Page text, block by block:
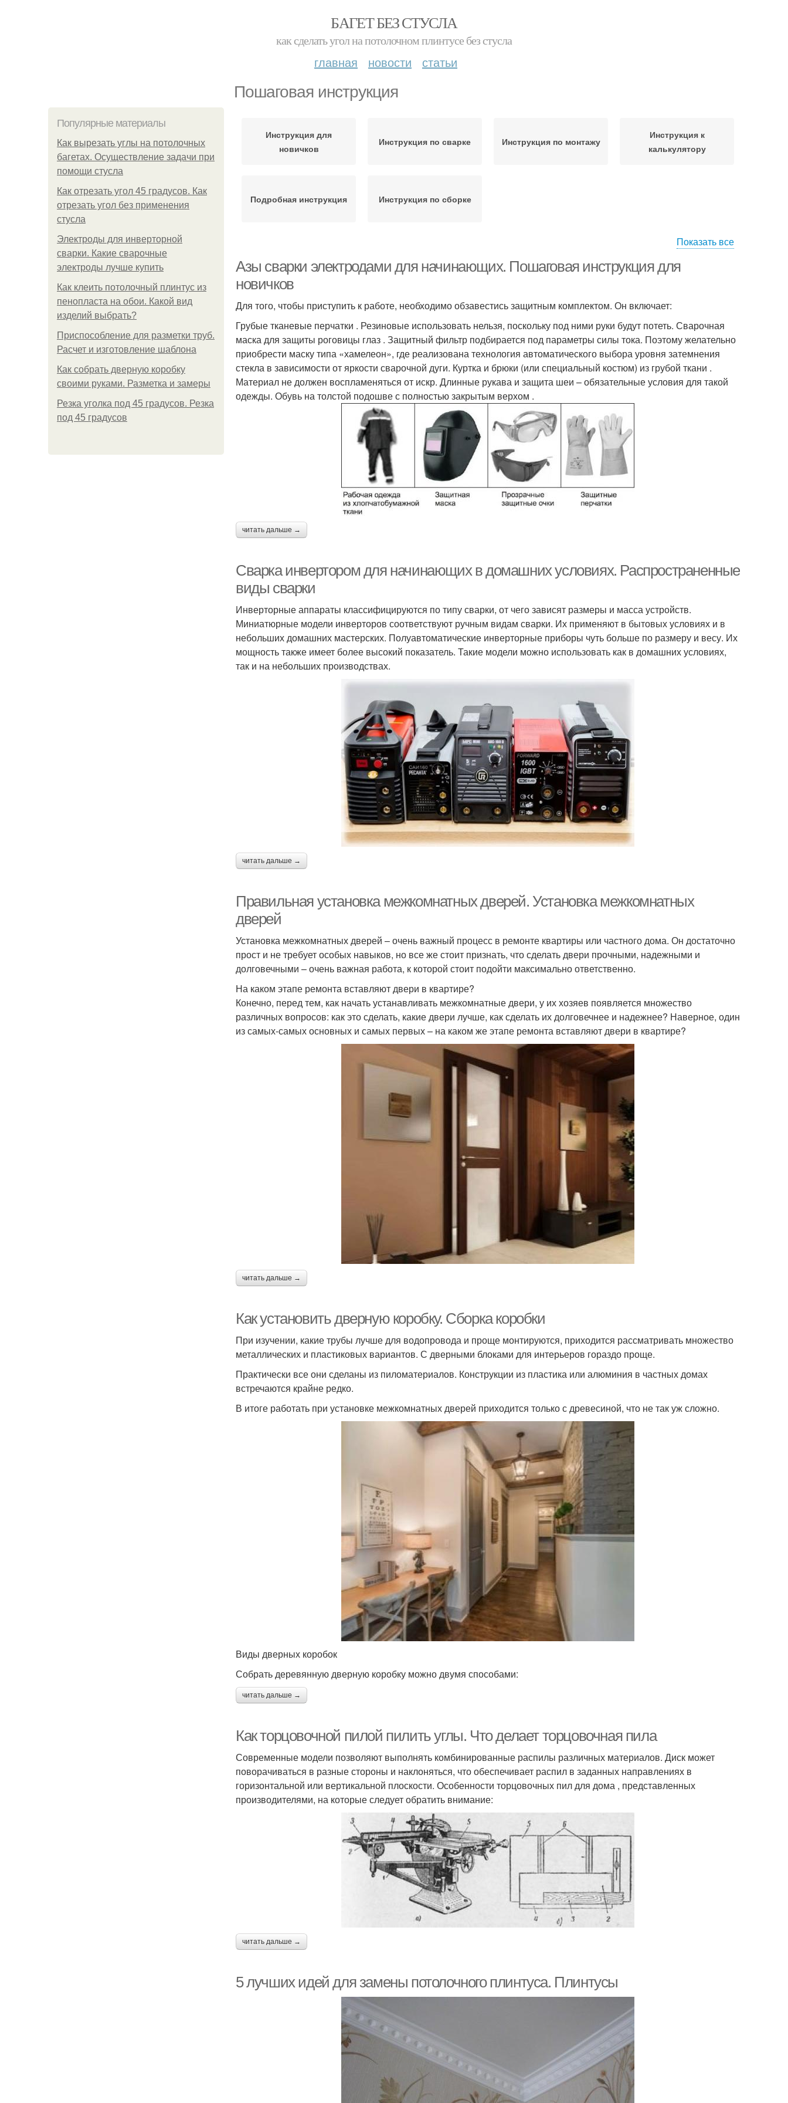
БАГЕТ БЕЗ СТУСЛА
как сделать угол на потолочном плинтусе без стусла
главная новости статьи
Пошаговая инструкция
Популярные материалы
Как вырезать углы на потолочных
багетах. Осуществление задачи при
помощи стусла
Как отрезать угол 45 градусов. Как
отрезать угол без применения
стусла
Электроды для инверторной
сварки. Какие сварочные
электроды лучше купить
Как клеить потолочный плинтус из
пенопласта на обои. Какой вид
изделий выбрать?
Приспособление для разметки труб.
Расчет и изготовление шаблона
Как собрать дверную коробку
своими руками. Разметка и замеры
Резка уголка под 45 градусов. Резка
под 45 градусов
Инструкция для
новичков
Инструкция по сварке Инструкция по монтажу
Инструкция к
калькулятору
Подробная инструкция Инструкция по сборке
Показать все
Азы сварки электродами для начинающих. Пошаговая инструкция для
новичков
Для того, чтобы приступить к работе, необходимо обзавестись защитным комплектом. Он включает:
Грубые тканевые перчатки . Резиновые использовать нельзя, поскольку под ними руки будут потеть. Сварочная
маска для защиты роговицы глаз . Защитный фильтр подбирается под параметры силы тока. Поэтому желательно
приобрести маску типа «хамелеон», где реализована технология автоматического выбора уровня затемнения
стекла в зависимости от яркости сварочной дуги. Куртка и брюки (или специальный костюм) из грубой ткани .
Материал не должен воспламеняться от искр. Длинные рукава и защита шеи – обязательные условия для такой
одежды. Обувь на толстой подошве с полностью закрытым верхом .
читать дальше →
Сварка инвертором для начинающих в домашних условиях. Распространенные
виды сварки
Инверторные аппараты классифицируются по типу сварки, от чего зависят размеры и масса устройств.
Миниатюрные модели инверторов соответствуют ручным видам сварки. Их применяют в бытовых условиях и в
небольших домашних мастерских. Полуавтоматические инверторные приборы чуть больше по размеру и весу. Их
мощность также имеет более высокий показатель. Такие модели можно использовать как в домашних условиях,
так и на небольших производствах.
читать дальше →
Правильная установка межкомнатных дверей. Установка межкомнатных
дверей
Установка межкомнатных дверей – очень важный процесс в ремонте квартиры или частного дома. Он достаточно
прост и не требует особых навыков, но все же стоит признать, что сделать двери прочными, надежными и
долговечными – очень важная работа, к которой стоит подойти максимально ответственно.
На каком этапе ремонта вставляют двери в квартире?
Конечно, перед тем, как начать устанавливать межкомнатные двери, у их хозяев появляется множество
различных вопросов: как это сделать, какие двери лучше, как сделать их долговечнее и надежнее? Наверное, один
из самых-самых основных и самых первых – на каком же этапе ремонта вставляют двери в квартире?
читать дальше →
Как установить дверную коробку. Сборка коробки
При изучении, какие трубы лучше для водопровода и проще монтируются, приходится рассматривать множество
металлических и пластиковых вариантов. С дверными блоками для интерьеров гораздо проще.
Практически все они сделаны из пиломатериалов. Конструкции из пластика или алюминия в частных домах
встречаются крайне редко.
В итоге работать при установке межкомнатных дверей приходится только с древесиной, что не так уж сложно.
Виды дверных коробок
Собрать деревянную дверную коробку можно двумя способами:
читать дальше →
Как торцовочной пилой пилить углы. Что делает торцовочная пила
Современные модели позволяют выполнять комбинированные распилы различных материалов. Диск может
поворачиваться в разные стороны и наклоняться, что обеспечивает распил в заданных направлениях в
горизонтальной или вертикальной плоскости. Особенности торцовочных пил для дома , представленных
производителями, на которые следует обратить внимание:
читать дальше →
5 лучших идей для замены потолочного плинтуса. Плинтусы